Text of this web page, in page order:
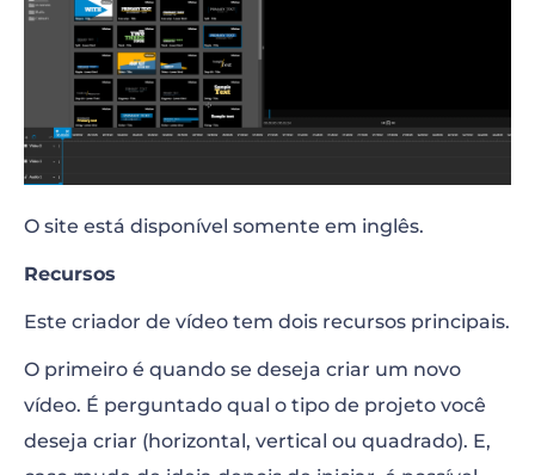
O site está disponível somente em inglês.
Recursos
Este criador de vídeo tem dois recursos principais.
O primeiro é quando se deseja criar um novo
vídeo. É perguntado qual o tipo de projeto você
deseja criar (horizontal, vertical ou quadrado). E,